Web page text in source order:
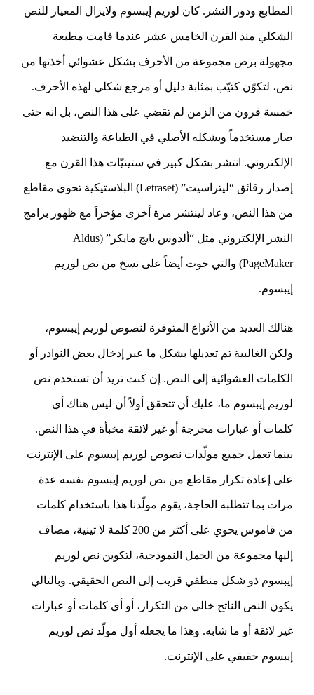
المطابع ودور النشر. كان لوريم إيبسوم ولايزال المعيار للنص
الشكلي منذ القرن الخامس عشر عندما قامت مطبعة
مجهولة برص مجموعة من الأحرف بشكل عشوائي أخذتها من
نص، لتكوّن كتيّب بمثابة دليل أو مرجع شكلي لهذه الأحرف.
خمسة قرون من الزمن لم تقضي على هذا النص، بل انه حتى
صار مستخدماً وبشكله الأصلي في الطباعة والتنضيد
الإلكتروني. انتشر بشكل كبير في ستينيّات هذا القرن مع
إصدار رقائق “ليتراسيت” (Letraset) البلاستيكية تحوي مقاطع
من هذا النص، وعاد لينتشر مرة أخرى مؤخراَ مع ظهور برامج
النشر الإلكتروني مثل “ألدوس بايج مايكر” (Aldus
PageMaker) والتي حوت أيضاً على نسخ من نص لوريم
إيبسوم.
هنالك العديد من الأنواع المتوفرة لنصوص لوريم إيبسوم،
ولكن الغالبية تم تعديلها بشكل ما عبر إدخال بعض النوادر أو
الكلمات العشوائية إلى النص. إن كنت تريد أن تستخدم نص
لوريم إيبسوم ما، عليك أن تتحقق أولاً أن ليس هناك أي
كلمات أو عبارات محرجة أو غير لائقة مخبأة في هذا النص.
بينما تعمل جميع مولّدات نصوص لوريم إيبسوم على الإنترنت
على إعادة تكرار مقاطع من نص لوريم إيبسوم نفسه عدة
مرات بما تتطلبه الحاجة، يقوم مولّدنا هذا باستخدام كلمات
من قاموس يحوي على أكثر من 200 كلمة لا تينية، مضاف
إليها مجموعة من الجمل النموذجية، لتكوين نص لوريم
إيبسوم ذو شكل منطقي قريب إلى النص الحقيقي. وبالتالي
يكون النص الناتح خالي من التكرار، أو أي كلمات أو عبارات
غير لائقة أو ما شابه. وهذا ما يجعله أول مولّد نص لوريم
إيبسوم حقيقي على الإنترنت.